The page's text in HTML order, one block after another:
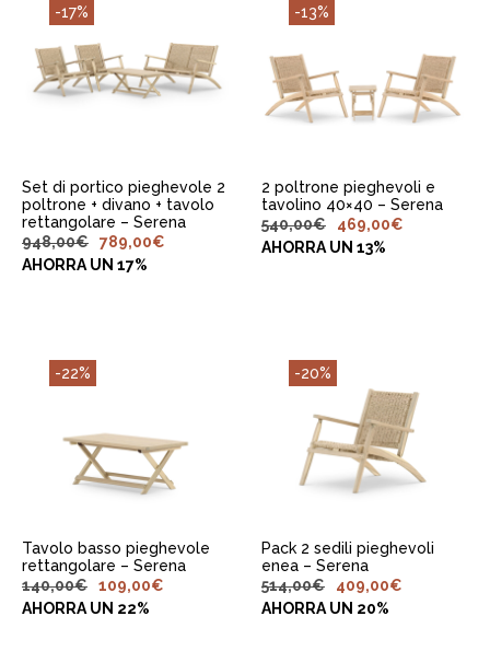
-17%
AGGIUNGI AL
CARRELLO
Set di portico pieghevole 2
poltrone + divano + tavolo
rettangolare – Serena
948,00€ 789,00€
AHORRA UN 17%
-13%
AGGIUNGI AL
CARRELLO
2 poltrone pieghevoli e
tavolino 40×40 – Serena
540,00€ 469,00€
AHORRA UN 13%
-22%
AGGIUNGI AL
CARRELLO
Tavolo basso pieghevole
rettangolare – Serena
140,00€ 109,00€
AHORRA UN 22%
-20%
AGGIUNGI AL
CARRELLO
Pack 2 sedili pieghevoli
enea – Serena
514,00€ 409,00€
AHORRA UN 20%